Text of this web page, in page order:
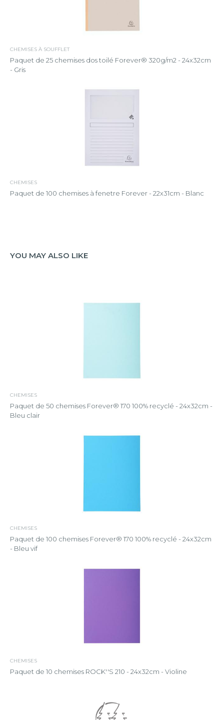
CHEMISES À SOUFFLET
Paquet de 25 chemises dos toilé Forever® 320g/m2 - 24x32cm
- Gris
CHEMISES
Paquet de 100 chemises à fenetre Forever - 22x31cm - Blanc
YOU MAY ALSO LIKE
CHEMISES
Paquet de 50 chemises Forever® 170 100% recyclé - 24x32cm -
Bleu clair
CHEMISES
Paquet de 100 chemises Forever® 170 100% recyclé - 24x32cm
- Bleu vif
CHEMISES
Paquet de 10 chemises ROCK''S 210 - 24x32cm - Violine